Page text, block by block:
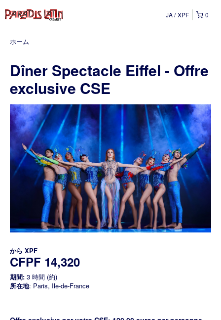
0
JA XPF
ホーム
Dîner Spectacle Eiffel - Offre
exclusive CSE
から XPF
CFPF 14,320
期間: 3 時間 (約)
所在地: Paris, Ile-de-France